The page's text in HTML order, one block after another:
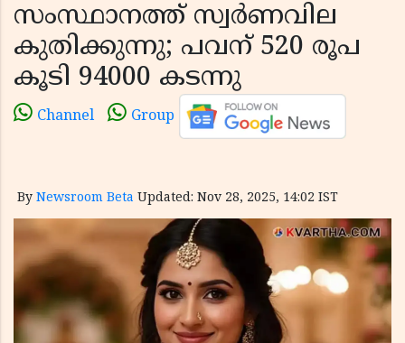
സംസ്ഥാനത്ത് സ്വര്‍ണവില
കുതിക്കുന്നു; പവന് 520 രൂപ
കൂടി 94000 കടന്നു
Channel Group
By Newsroom Beta Updated: Nov 28, 2025, 14:02 IST